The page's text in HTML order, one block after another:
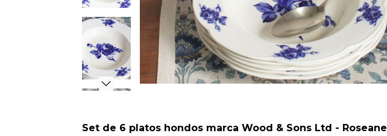
Set de 6 platos hondos marca Wood & Sons Ltd - Roseane